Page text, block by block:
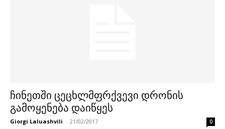
ჩინეთში ცეცხლმფრქვევი დრონის
გამოყენება დაიწყეს
Giorgi Laluashvili - 21/02/2017 0